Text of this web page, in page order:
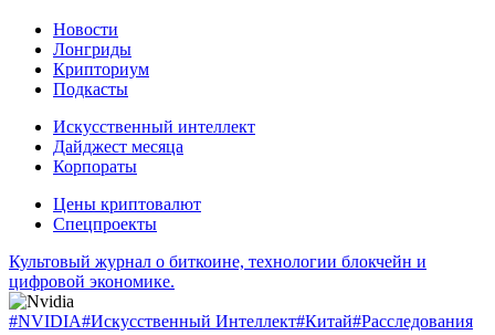
Новости
Лонгриды
Крипториум
Подкасты
Искусственный интеллект
Дайджест месяца
Корпораты
Цены криптовалют
Спецпроекты
Культовый журнал о биткоине, технологии блокчейн и
цифровой экономике.
#NVIDIA#Искусственный Интеллект#Китай#Расследования